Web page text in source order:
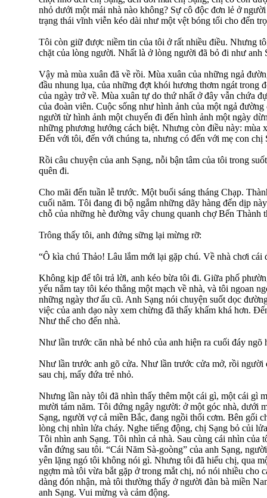
nhỏ dưới một mái nhà nào không? Sự cô độc đơn lẻ ở
trạng thái vĩnh viễn kéo dài như một vệt bóng tối cho đến
Tôi còn giữ được niềm tin của tôi ở rất nhiều điều. Nhưng
chặt của lòng người. Nhất là ở lòng người đã bỏ đi như anh
Vậy mà mùa xuân đã về rồi. Mùa xuân của những ngả
đầu nhung lụa, của những đợt khói hương thơm ngát trong
của ngày trở về. Mùa xuân tự do thứ nhất ở đây vẫn chứa
của đoàn viên. Cuộc sống như hình ảnh của một ngả
người từ hình ảnh một chuyến đi đến hình ảnh một ngày
những phương hướng cách biệt. Nhưng còn điều này: mùa
Đến với tôi, đến với chúng ta, nhưng có đến với mẹ con chị
Rồi câu chuyện của anh Sạng, nỗi bận tâm của tôi trong
quên đi.
Cho mãi đến tuần lễ trước. Một buổi sáng tháng Chạp.
cuối năm. Tôi đang đi bộ ngắm những dãy hàng đến dịp
chỗ của những hè đường vây chung quanh chợ Bến Thành
Trông thấy tôi, anh đứng sững lại mừng rỡ:
“Ô kìa chú Thảo! Lâu lắm mới lại gặp chú. Về nhà chơi cái
Không kịp để tôi trả lời, anh kéo bừa tôi đi. Giữa phố
yếu nắm tay tôi kéo thẳng một mạch về nhà, và tôi ngoan
những ngày thơ ấu cũ. Anh Sạng nói chuyện suốt dọc
việc của anh dạo này xem chừng đã thấy khấm khá hơn.
Như thế cho đến nhà.
Như lần trước căn nhà bé nhỏ của anh hiện ra cuối đáy ngõ
Như lần trước anh gõ cửa. Như lần trước cửa mở, rồi người
sau chị, mấy đứa trẻ nhỏ.
Nhưng lần này tôi đã nhìn thấy thêm một cái gì, một cái gì
mười tám năm. Tôi đứng ngây người: ở một góc nhà, dưới
Sạng, người vợ cả miền Bắc, đang ngồi thổi cơm. Bên gối
lòng chị nhìn lửa cháy. Nghe tiếng động, chị Sạng bỏ củi
Tôi nhìn anh Sạng. Tôi nhìn cả nhà. Sau cùng cái nhìn của
vẫn đứng sau tôi. “Cái Năm Sà-goòng” của anh Sạng,
yên lặng ngó tôi không nói gì. Nhưng tôi đã hiểu chị, qua
ngợm mà tôi vừa bắt gặp ở trong mắt chị, nó nói nhiều cho
dàng đón nhận, mà tôi thường thấy ở người đàn bà miền
anh Sạng. Vui mừng và cảm động.